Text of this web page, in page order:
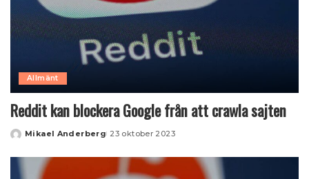
Allmänt
Reddit kan blockera Google från att crawla sajten
Posted
Mikael Anderberg 23 oktober 2023